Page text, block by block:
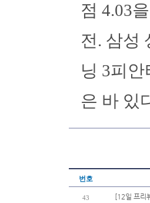
점 4.03
전. 삼성
닝 3피
은 바 있
번호
43 [12일 프리